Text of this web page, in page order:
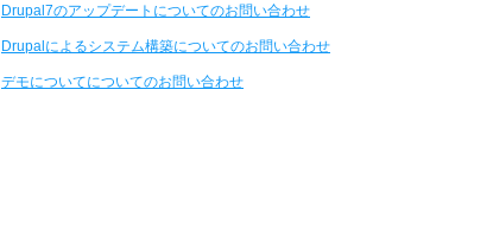
Drupal7のアップデートについてのお問い合わせ
Drupalによるシステム構築についてのお問い合わせ
デモについてについてのお問い合わせ